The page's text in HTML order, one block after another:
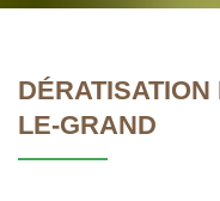
LE-GRAND